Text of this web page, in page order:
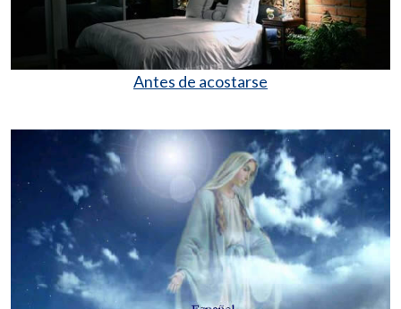
Antes de acostarse